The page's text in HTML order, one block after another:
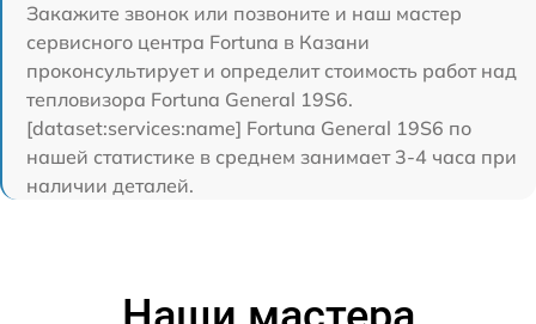
Закажите звонок или позвоните и наш мастер
сервисного центра Fortuna в Казани
проконсультирует и определит стоимость работ над
тепловизора Fortuna General 19S6.
[dataset:services:name] Fortuna General 19S6 по
нашей статистике в среднем занимает 3-4 часа при
наличии деталей.